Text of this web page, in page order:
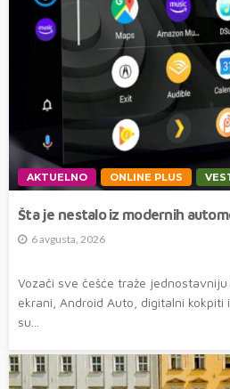
AKTUELNO ONLINE PLUS
Šta je nestalo iz modernih
6 avgusta, 2026
Vozači sve češće traže
ekrani, Android Auto, digitalni
su...